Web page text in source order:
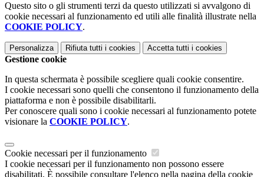
Questo sito o gli strumenti terzi da questo utilizzati si avvalgono di
cookie necessari al funzionamento ed utili alle finalità illustrate nella
COOKIE POLICY.
Personalizza Rifiuta tutti i cookies Accetta tutti i cookies
Gestione cookie
In questa schermata è possibile scegliere quali cookie consentire.
I cookie necessari sono quelli che consentono il funzionamento della
piattaforma e non è possibile disabilitarli.
Per conoscere quali sono i cookie necessari al funzionamento potete
visionare la COOKIE POLICY.
Cookie necessari per il funzionamento
I cookie necessari per il funzionamento non possono essere
disabilitati. È possibile consultare l'elenco nella pagina della cookie